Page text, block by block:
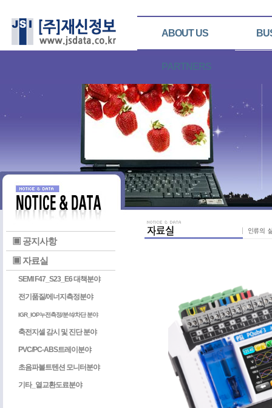
ABOUT US
PARTNERS
▣ 공지사항
▣ 자료실
SEMI F47_S23_E6 대책분야
전기품질/에너지측정분야
IGR_IOP누전측정/분석/차단 분야
축전지셀 감시 및 진단 분야
PVC/PC-ABS트레이분야
초음파볼트텐션 모니터분야
기타_열교환도료분야